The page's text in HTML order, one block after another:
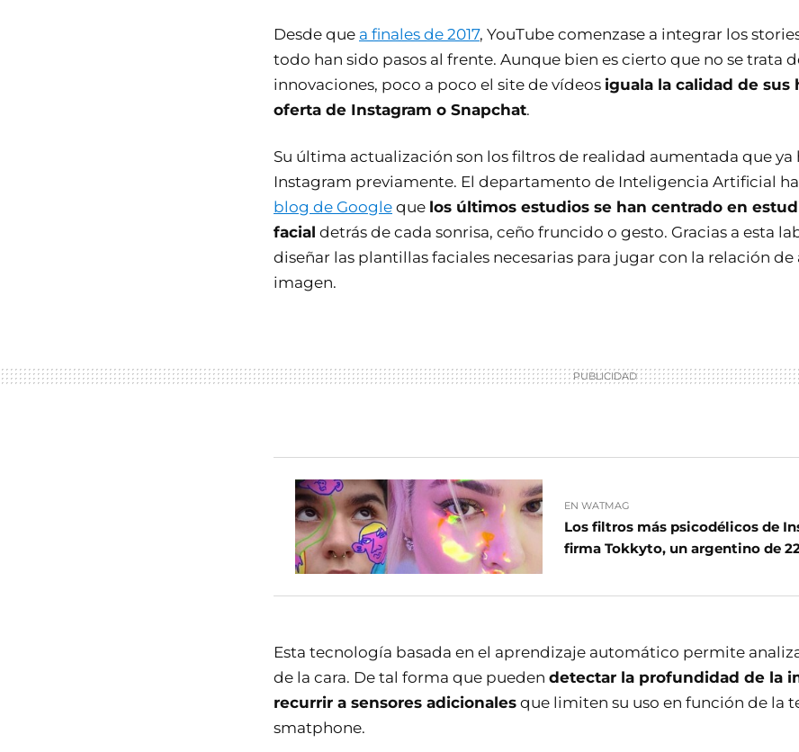
Desde que a finales de 2017, YouTube comenzase a integrar los
todo han sido pasos al frente. Aunque bien es cierto que no se trata
innovaciones, poco a poco el site de vídeos iguala la calidad de sus
oferta de Instagram o Snapchat.
Su última actualización son los filtros de realidad aumentada que ya
Instagram previamente. El departamento de Inteligencia Artificial
blog de Google que los últimos estudios se han centrado en
facial detrás de cada sonrisa, ceño fruncido o gesto. Gracias a esta
diseñar las plantillas faciales necesarias para jugar con la relación de
imagen.
EN WATMAG
Los filtros más psicodélicos de
firma Tokkyto, un argentino de
Esta tecnología basada en el aprendizaje automático permite
de la cara. De tal forma que pueden detectar la profundidad de la
recurrir a sensores adicionales que limiten su uso en función de la
smatphone.